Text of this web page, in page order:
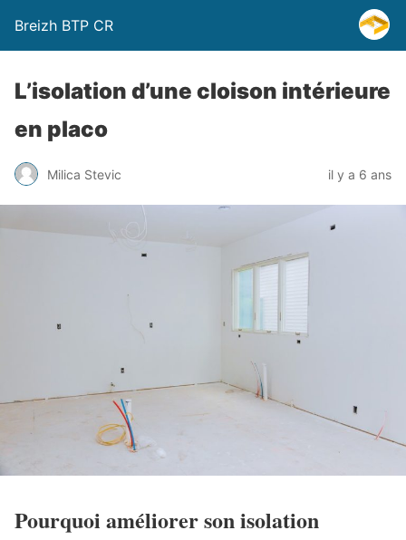
Breizh BTP CR
L’isolation d’une cloison intérieure
en placo
Milica Stevic il y a 6 ans
Pourquoi améliorer son isolation